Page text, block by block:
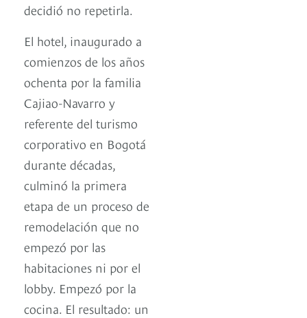
decidió no repetirla.
El hotel, inaugurado a
comienzos de los años
ochenta por la familia
Cajiao-Navarro y
referente del turismo
corporativo en Bogotá
durante décadas,
culminó la primera
etapa de un proceso de
remodelación que no
empezó por las
habitaciones ni por el
lobby. Empezó por la
cocina. El resultado: un